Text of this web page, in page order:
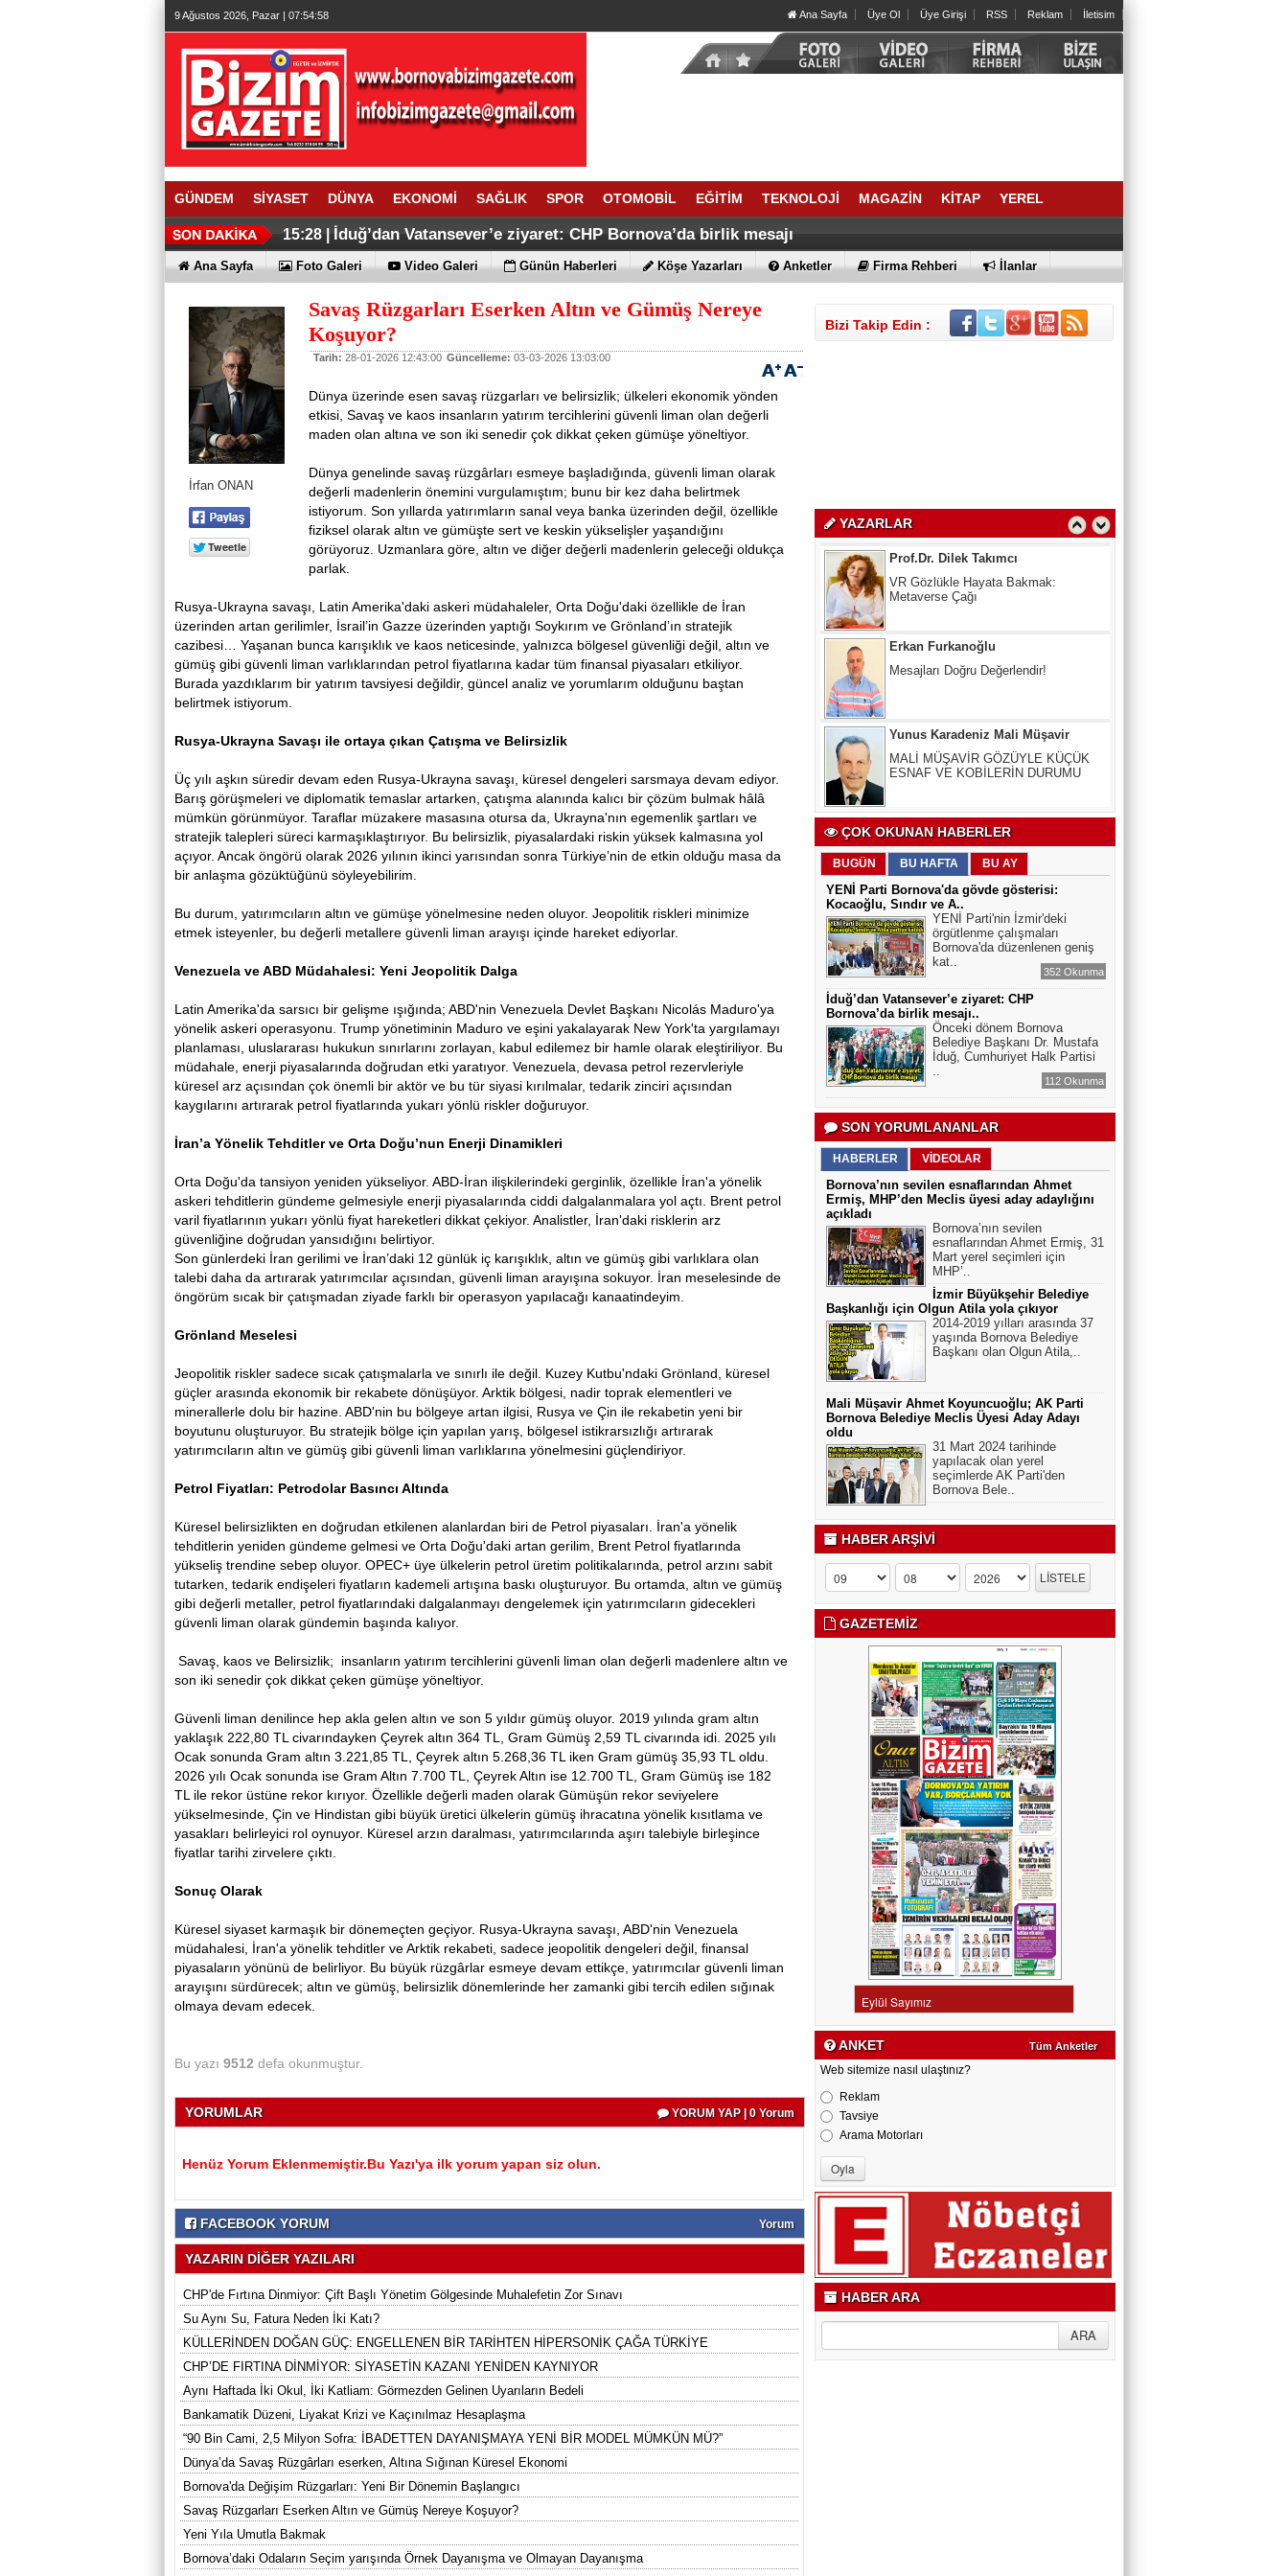
9 Ağustos 2026, Pazar | 07:54:59 Ana Sayfa Üye Ol Üye Girişi RSS Reklam İletisim
GÜNDEM SİYASET DÜNYA EKONOMİ SAĞLIK SPOR OTOMOBİL EĞİTİM TEKNOLOJİ MAGAZİN KİTAP YEREL
15:28 | İduğ’dan Vatansever’e ziyaret: CHP Bornova’da birlik mesajı
Ana Sayfa Foto Galeri Video Galeri Günün Haberleri Köşe Yazarları Anketler Firma Rehberi İlanlar
İrfan ONAN
Savaş Rüzgarları Eserken Altın ve Gümüş Nereye
Koşuyor?
Tarih: 28-01-2026 12:43:00 Güncelleme: 03-03-2026 13:03:00
Dünya üzerinde esen savaş rüzgarları ve belirsizlik; ülkeleri ekonomik yönden
etkisi, Savaş ve kaos insanların yatırım tercihlerini güvenli liman olan değerli
maden olan altına ve son iki senedir çok dikkat çeken gümüşe yöneltiyor.
Dünya genelinde savaş rüzgârları esmeye başladığında, güvenli liman olarak
değerli madenlerin önemini vurgulamıştım; bunu bir kez daha belirtmek
istiyorum. Son yıllarda yatırımların sanal veya banka üzerinden değil, özellikle
fiziksel olarak altın ve gümüşte sert ve keskin yükselişler yaşandığını
görüyoruz. Uzmanlara göre, altın ve diğer değerli madenlerin geleceği oldukça
parlak.
Rusya-Ukrayna savaşı, Latin Amerika'daki askeri müdahaleler, Orta Doğu'daki özellikle de İran
üzerinden artan gerilimler, İsrail’in Gazze üzerinden yaptığı Soykırım ve Grönland’ın stratejik
cazibesi… Yaşanan bunca karışıklık ve kaos neticesinde, yalnızca bölgesel güvenliği değil, altın ve
gümüş gibi güvenli liman varlıklarından petrol fiyatlarına kadar tüm finansal piyasaları etkiliyor.
Burada yazdıklarım bir yatırım tavsiyesi değildir, güncel analiz ve yorumlarım olduğunu baştan
belirtmek istiyorum.
Rusya-Ukrayna Savaşı ile ortaya çıkan Çatışma ve Belirsizlik
Üç yılı aşkın süredir devam eden Rusya-Ukrayna savaşı, küresel dengeleri sarsmaya devam ediyor.
Barış görüşmeleri ve diplomatik temaslar artarken, çatışma alanında kalıcı bir çözüm bulmak hâlâ
mümkün görünmüyor. Taraflar müzakere masasına otursa da, Ukrayna'nın egemenlik şartları ve
stratejik talepleri süreci karmaşıklaştırıyor. Bu belirsizlik, piyasalardaki riskin yüksek kalmasına yol
açıyor. Ancak öngörü olarak 2026 yılının ikinci yarısından sonra Türkiye’nin de etkin olduğu masa da
bir anlaşma gözüktüğünü söyleyebilirim.
Bu durum, yatırımcıların altın ve gümüşe yönelmesine neden oluyor. Jeopolitik riskleri minimize
etmek isteyenler, bu değerli metallere güvenli liman arayışı içinde hareket ediyorlar.
Venezuela ve ABD Müdahalesi: Yeni Jeopolitik Dalga
Latin Amerika'da sarsıcı bir gelişme ışığında; ABD'nin Venezuela Devlet Başkanı Nicolás Maduro'ya
yönelik askeri operasyonu. Trump yönetiminin Maduro ve eşini yakalayarak New York'ta yargılamayı
planlaması, uluslararası hukukun sınırlarını zorlayan, kabul edilemez bir hamle olarak eleştiriliyor. Bu
müdahale, enerji piyasalarında doğrudan etki yaratıyor. Venezuela, devasa petrol rezervleriyle
küresel arz açısından çok önemli bir aktör ve bu tür siyasi kırılmalar, tedarik zinciri açısından
kaygılarını artırarak petrol fiyatlarında yukarı yönlü riskler doğuruyor.
İran’a Yönelik Tehditler ve Orta Doğu’nun Enerji Dinamikleri
Orta Doğu'da tansiyon yeniden yükseliyor. ABD-İran ilişkilerindeki gerginlik, özellikle İran'a yönelik
askeri tehditlerin gündeme gelmesiyle enerji piyasalarında ciddi dalgalanmalara yol açtı. Brent petrol
varil fiyatlarının yukarı yönlü fiyat hareketleri dikkat çekiyor. Analistler, İran'daki risklerin arz
güvenliğine doğrudan yansıdığını belirtiyor.
Son günlerdeki İran gerilimi ve İran’daki 12 günlük iç karışıklık, altın ve gümüş gibi varlıklara olan
talebi daha da artırarak yatırımcılar açısından, güvenli liman arayışına sokuyor. İran meselesinde de
öngörüm sıcak bir çatışmadan ziyade farklı bir operasyon yapılacağı kanaatindeyim.
Grönland Meselesi
Jeopolitik riskler sadece sıcak çatışmalarla ve sınırlı ile değil. Kuzey Kutbu'ndaki Grönland, küresel
güçler arasında ekonomik bir rekabete dönüşüyor. Arktik bölgesi, nadir toprak elementleri ve
minerallerle dolu bir hazine. ABD'nin bu bölgeye artan ilgisi, Rusya ve Çin ile rekabetin yeni bir
boyutunu oluşturuyor. Bu stratejik bölge için yapılan yarış, bölgesel istikrarsızlığı artırarak
yatırımcıların altın ve gümüş gibi güvenli liman varlıklarına yönelmesini güçlendiriyor.
Petrol Fiyatları: Petrodolar Basıncı Altında
Küresel belirsizlikten en doğrudan etkilenen alanlardan biri de Petrol piyasaları. İran'a yönelik
tehditlerin yeniden gündeme gelmesi ve Orta Doğu'daki artan gerilim, Brent Petrol fiyatlarında
yükseliş trendine sebep oluyor. OPEC+ üye ülkelerin petrol üretim politikalarında, petrol arzını sabit
tutarken, tedarik endişeleri fiyatların kademeli artışına baskı oluşturuyor. Bu ortamda, altın ve gümüş
gibi değerli metaller, petrol fiyatlarındaki dalgalanmayı dengelemek için yatırımcıların gidecekleri
güvenli liman olarak gündemin başında kalıyor.
Savaş, kaos ve Belirsizlik; insanların yatırım tercihlerini güvenli liman olan değerli madenlere altın ve
son iki senedir çok dikkat çeken gümüşe yöneltiyor.
Güvenli liman denilince hep akla gelen altın ve son 5 yıldır gümüş oluyor. 2019 yılında gram altın
yaklaşık 222,80 TL civarındayken Çeyrek altın 364 TL, Gram Gümüş 2,59 TL civarında idi. 2025 yılı
Ocak sonunda Gram altın 3.221,85 TL, Çeyrek altın 5.268,36 TL iken Gram gümüş 35,93 TL oldu.
2026 yılı Ocak sonunda ise Gram Altın 7.700 TL, Çeyrek Altın ise 12.700 TL, Gram Gümüş ise 182
TL ile rekor üstüne rekor kırıyor. Özellikle değerli maden olarak Gümüşün rekor seviyelere
yükselmesinde, Çin ve Hindistan gibi büyük üretici ülkelerin gümüş ihracatına yönelik kısıtlama ve
yasakları belirleyici rol oynuyor. Küresel arzın daralması, yatırımcılarında aşırı talebiyle birleşince
fiyatlar tarihi zirvelere çıktı.
Sonuç Olarak
Küresel siyaset karmaşık bir dönemeçten geçiyor. Rusya-Ukrayna savaşı, ABD'nin Venezuela
müdahalesi, İran'a yönelik tehditler ve Arktik rekabeti, sadece jeopolitik dengeleri değil, finansal
piyasaların yönünü de belirliyor. Bu büyük rüzgârlar esmeye devam ettikçe, yatırımcılar güvenli liman
arayışını sürdürecek; altın ve gümüş, belirsizlik dönemlerinde her zamanki gibi tercih edilen sığınak
olmaya devam edecek.
Bu yazı 9512 defa okunmuştur.
YORUMLAR YORUM YAP | 0 Yorum
Henüz Yorum Eklenmemiştir.Bu Yazı'ya ilk yorum yapan siz olun.
FACEBOOK YORUM Yorum
YAZARIN DİĞER YAZILARI
CHP'de Fırtına Dinmiyor: Çift Başlı Yönetim Gölgesinde Muhalefetin Zor Sınavı
Su Aynı Su, Fatura Neden İki Katı?
KÜLLERİNDEN DOĞAN GÜÇ: ENGELLENEN BİR TARİHTEN HİPERSONİK ÇAĞA TÜRKİYE
CHP’DE FIRTINA DİNMİYOR: SİYASETİN KAZANI YENİDEN KAYNIYOR
Aynı Haftada İki Okul, İki Katliam: Görmezden Gelinen Uyarıların Bedeli
Bankamatik Düzeni, Liyakat Krizi ve Kaçınılmaz Hesaplaşma
“90 Bin Cami, 2,5 Milyon Sofra: İBADETTEN DAYANIŞMAYA YENİ BİR MODEL MÜMKÜN MÜ?”
Dünya’da Savaş Rüzgârları eserken, Altına Sığınan Küresel Ekonomi
Bornova'da Değişim Rüzgarları: Yeni Bir Dönemin Başlangıcı
Savaş Rüzgarları Eserken Altın ve Gümüş Nereye Koşuyor?
Yeni Yıla Umutla Bakmak
Bornova’daki Odaların Seçim yarışında Örnek Dayanışma ve Olmayan Dayanışma
Bizi Takip Edin :
YAZARLAR
Yağlarınız Ne Kadar Sağlıklı?
Arslan Keskin
SIRA NE ZAMAN AİDATLA KURULAN
KOLTUK SALTANATINA GELECEK?
Bornova’dan bir Halil Atila abi; geldi,
geçti…
SELAHATTİN DAVER
Prof.Dr. Dilek Takımcı
VR Gözlükle Hayata Bakmak:
Erkan Furkanoğlu
Uzm. Dr. Veli Kala
Yağlarınız Ne Kadar Sağlıklı?
Arslan Keskin
ELEKTRİKLİ SCOOTERLAR
YASAKLANMALI MI? GÜVENLİK Mİ,
ÖZGÜRLÜK MÜ?
ÇOK OKUNAN HABERLER
BUGÜN BU HAFTA BU AY
YENİ Parti Bornova'da gövde gösterisi:
Kocaoğlu, Sındır ve A..
YENİ Parti'nin İzmir'deki
örgütlenme çalışmaları
Bornova'da düzenlenen geniş
kat..
352 Okunma
İduğ’dan Vatansever’e ziyaret: CHP
Bornova’da birlik mesajı..
Önceki dönem Bornova
Belediye Başkanı Dr. Mustafa
İduğ, Cumhuriyet Halk Partisi
..
112 Okunma
SON YORUMLANANLAR
HABERLER VİDEOLAR
Bornova’nın sevilen esnaflarından Ahmet
Ermiş, MHP’den Meclis üyesi aday adaylığını
açıkladı
Bornova’nın sevilen
esnaflarından Ahmet Ermiş, 31
Mart yerel seçimleri için
MHP’..
İzmir Büyükşehir Belediye
Başkanlığı için Olgun Atila yola çıkıyor
2014-2019 yılları arasında 37
yaşında Bornova Belediye
Başkanı olan Olgun Atila,..
Mali Müşavir Ahmet Koyuncuoğlu; AK Parti
Bornova Belediye Meclis Üyesi Aday Adayı
oldu
31 Mart 2024 tarihinde
yapılacak olan yerel
seçimlerde AK Parti'den
Bornova Bele..
HABER ARŞİVİ
GAZETEMİZ
ANKET Tüm Anketler
Web sitemize nasıl ulaştınız?
Reklam
Tavsiye
Arama Motorları
HABER ARA